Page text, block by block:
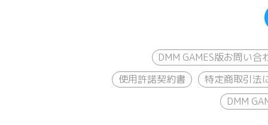
DMM GAMES版お問い合
使用許諾契約書
特定商取引法
DMM